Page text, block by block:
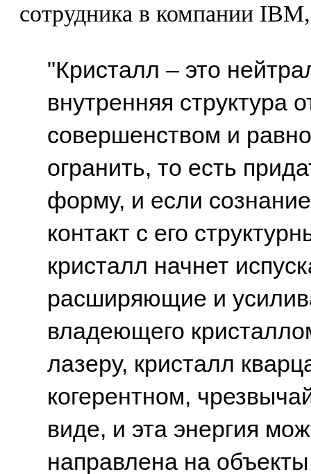
сотрудника в компании
"Кристалл – это
внутренняя структура
совершенством и
огранить, то есть
форму, и если
контакт с его
кристалл начнет
расширяющие и
владеющего
лазеру, кристалл
когерентном,
виде, и эта энергия
направлена на